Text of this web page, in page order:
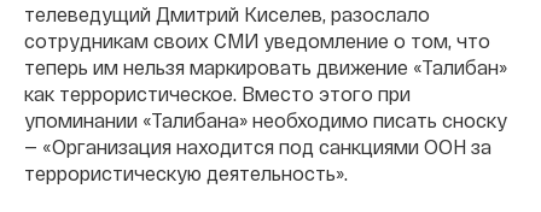
телеведущий Дмитрий Киселев, разослало
сотрудникам своих СМИ уведомление о том, что
теперь им нельзя маркировать движение «Талибан»
как террористическое. Вместо этого при
упоминании «Талибана» необходимо писать сноску
— «Организация находится под санкциями ООН за
террористическую деятельность».